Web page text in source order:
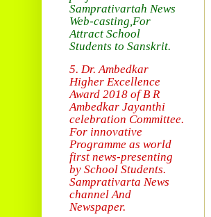
Samprativartah News
Web-casting,For
Attract School
Students to Sanskrit.
5. Dr. Ambedkar
Higher Excellence
Award 2018 of B R
Ambedkar Jayanthi
celebration Committee.
For innovative
Programme as world
first news-presenting
by School Students.
Samprativarta News
channel And
Newspaper.